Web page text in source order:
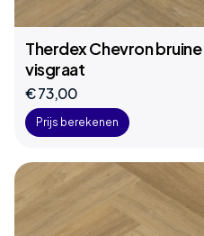
Therdex Chevron
visgraat
€ 73,00
Prijs berekenen